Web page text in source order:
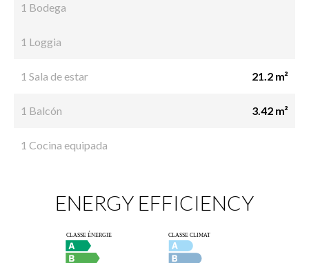
1 Bodega
1 Loggia
1 Sala de estar 21.2 m²
1 Balcón 3.42 m²
1 Cocina equipada
ENERGY EFFICIENCY